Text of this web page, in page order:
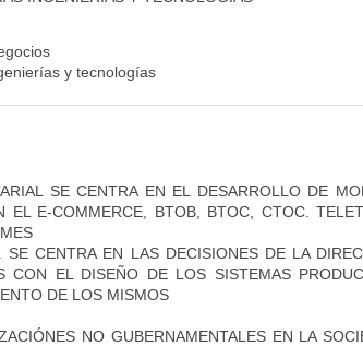
y tecnologías
SE CENTRA EN EL DESARROLLO DE
EL E-COMMERCE, BTOB, BTOC, CTOC.
SE CENTRA EN LAS DECISIONES DE LA
CON EL DISEÑO DE LOS SISTEMAS
DE LOS MISMOS
NO GUBERNAMENTALES EN LA